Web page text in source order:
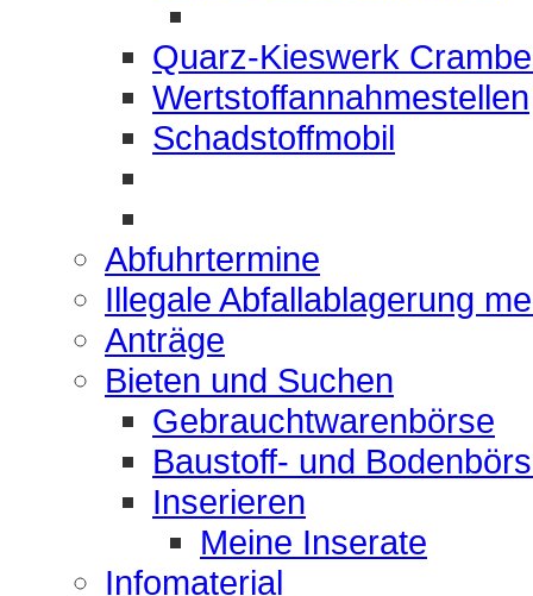
Quarz-Kieswerk
Wertstoffannahmestellen
Schadstoffmobil
Abfuhrtermine
Illegale Abfallablagerung
Anträge
Bieten und Suchen
Gebrauchtwarenbörse
Baustoff- und
Inserieren
Meine Inserate
Infomaterial